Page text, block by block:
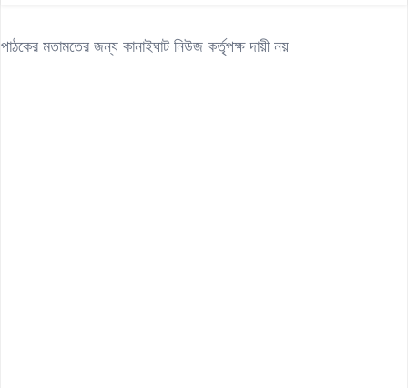
পাঠকের মতামতের জন্য কানাইঘাট নিউজ কর্তৃপক্ষ দায়ী নয়